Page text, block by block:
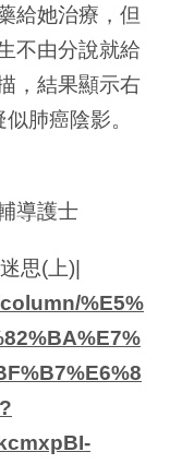
給她治療，但
不由分說就給
，結果顯示右
肺癌陰影。
導護士
思(上)|
%E5%